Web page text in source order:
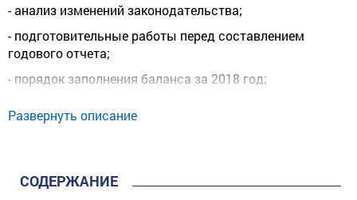
- анализ изменений законодательства;
- подготовительные работы перед составлением
годового отчета;
- порядок заполнения баланса за 2018 год;
- правила составления примечаний к годовой
Развернуть описание
СОДЕРЖАНИЕ